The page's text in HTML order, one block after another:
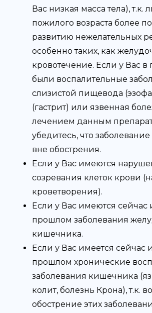
Вас низкая масса тела), т.к.
пожилого возраста более
развитию нежелательных
особенно таких, как
кровотечение. Если у Вас
были воспалительные
слизистой пищевода
(гастрит) или язвенная
лечением данным
убедитесь, что заболевание
вне обострения.
Если у Вас имеются
созревания клеток крови
кроветворения).
Если у Вас имеются сейчас
прошлом заболевания
кишечника.
Если у Вас имеется сейчас
прошлом хронические
заболевания кишечника
колит, болезнь Крона), т.к.
обострение этих